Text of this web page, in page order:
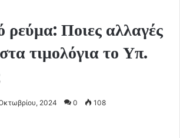
ρεύμα: Ποιες αλλαγές
τιμολόγια το Υπ.
2024 0 108